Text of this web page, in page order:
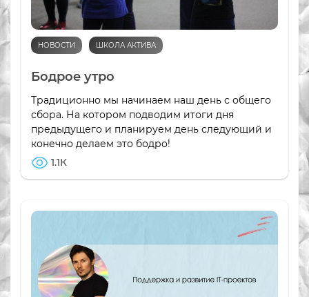
НОВОСТИ ШКОЛА АКТИВА
Бодрое утро
Традиционно мы начинаем наш день с общего
сбора. На котором подводим итоги дня
предыдущего и планируем день следующий и
конечно делаем это бодро!
1.1К